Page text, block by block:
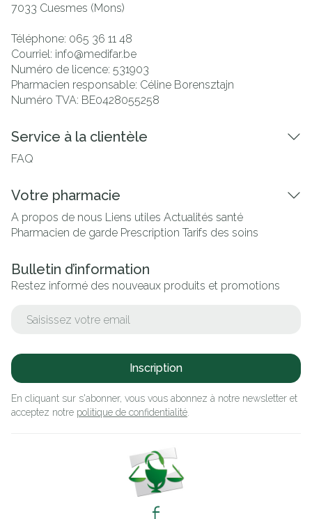
7033 Cuesmes (Mons)
Téléphone: 065 36 11 48
Courriel: info@medifar.be
Numéro de licence: 531903
Pharmacien responsable: Céline Borensztajn
Numéro TVA: BE0428055258
Service à la clientèle
FAQ
Votre pharmacie
A propos de nous Liens utiles Actualités santé
Pharmacien de garde Prescription Tarifs des soins
Bulletin d’information
Restez informé des nouveaux produits et promotions
Inscription
En cliquant sur s'abonner, vous vous abonnez à notre newsletter et
acceptez notre politique de confidentialité